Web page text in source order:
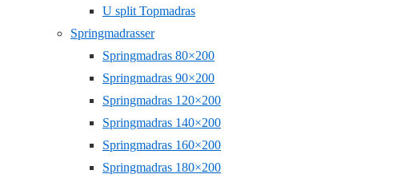
U split Topmadras
Springmadrasser
Springmadras 80×200
Springmadras 90×200
Springmadras 120×200
Springmadras 140×200
Springmadras 160×200
Springmadras 180×200